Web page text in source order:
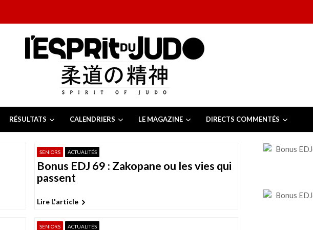
RÉSULTATS CALENDRIERS LE MAGAZINE DIRECTS COMMENTÉS
juillet 2026
juillet 2026
13 juillet 2026
Tchèque 20266 juillet 2026
SENIORS ACTUALITÉS
Bonus EDJ 69 : Zakopane ou les vies qui
passent
Lire L'article
SENIORS ACTUALITÉS